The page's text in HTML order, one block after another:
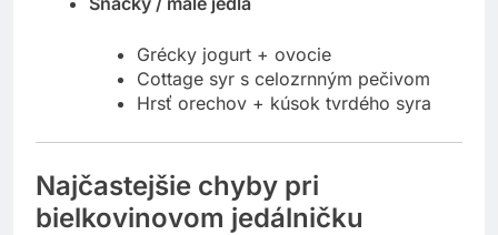
Grécky jogurt + ovocie
Cottage syr s celozrnným pečivom
Hrsť orechov + kúsok tvrdého syra
Najčastejšie chyby pri
bielkovinovom jedálničku